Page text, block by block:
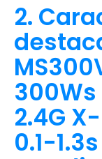
2.
300Ws
2.4G
0.1-